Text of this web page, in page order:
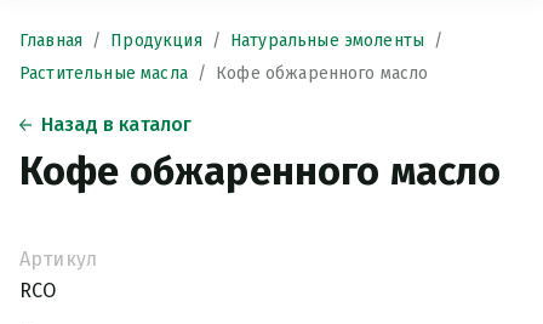
Главная Продукция
Натуральные эмоленты
Растительные масла
Кофе обжаренного масло
Назад в каталог
Кофе обжаренного масло
Артикул
RCO